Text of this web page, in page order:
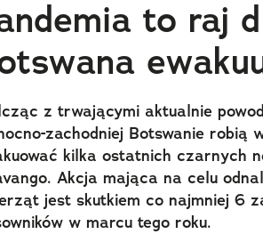
to raj
z trwającymi aktualnie
zachodniej Botswanie robią
kilka ostatnich czarnych
Akcja mająca na celu
jest skutkiem co najmniej 6
w marcu tego roku.